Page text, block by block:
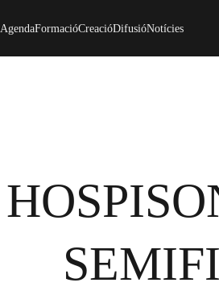
AgendaFormacióCreacióDifusióNotícies